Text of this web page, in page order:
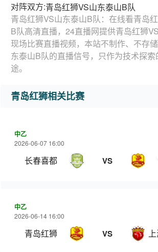
对阵双方:青岛红狮VS山东泰山B队
青岛红狮VS山东泰山B队：在线看青岛
B队高清直播，24直播网提供青岛红狮
现场比赛直播视频，本站不制作、不存
东泰山B队的直播信号，只作为技术探索
途。
青岛红狮相关比赛
中乙
2026-06-07 16:00
长春喜都 VS
中乙
2026-06-14 16:00
青岛红狮 VS